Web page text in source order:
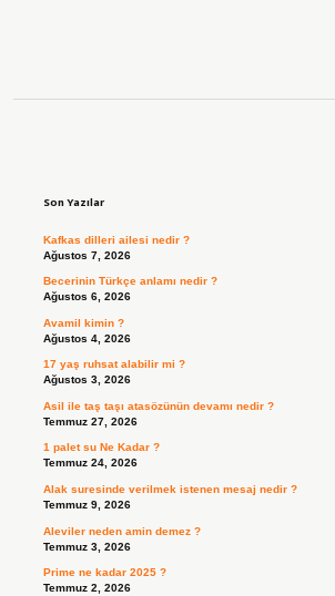
Son Yazılar
Kafkas dilleri ailesi nedir ?
Ağustos 7, 2026
Becerinin Türkçe anlamı nedir ?
Ağustos 6, 2026
Avamil kimin ?
Ağustos 4, 2026
17 yaş ruhsat alabilir mi ?
Ağustos 3, 2026
Asil ile taş taşı atasözünün devamı nedir ?
Temmuz 27, 2026
1 palet su Ne Kadar ?
Temmuz 24, 2026
Alak suresinde verilmek istenen mesaj nedir ?
Temmuz 9, 2026
Aleviler neden amin demez ?
Temmuz 3, 2026
Prime ne kadar 2025 ?
Temmuz 2, 2026